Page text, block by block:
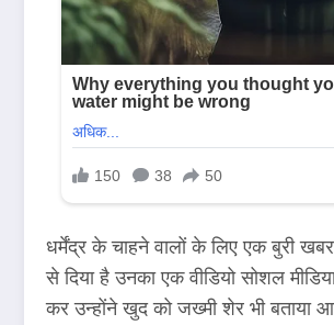
धर्मेंद्र के चाहने वालों के लिए एक बुरी
से दिया है उनका एक वीडियो सोशल
कर उन्होंने खुद को जख्मी शेर भी बताया